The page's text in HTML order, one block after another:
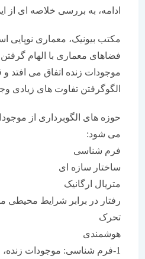
ادامه، به بررسی خلاصه ای از این
مکتب بیونیک، معماری نوپایی است
فضاهای معماری با الهام گرفتن و یا
موجودات زنده اتفاق می افتد و قطعا
الگوگرفتن تفاوت های زیادی وجود
می شود:
فرم شناسی
ساختار سازه ای
متریال ارگانیک
رفتار در برابر شرایط محیطی متغیر
هوشمندی
1-فرم شناسی: موجودات زنده، فرم